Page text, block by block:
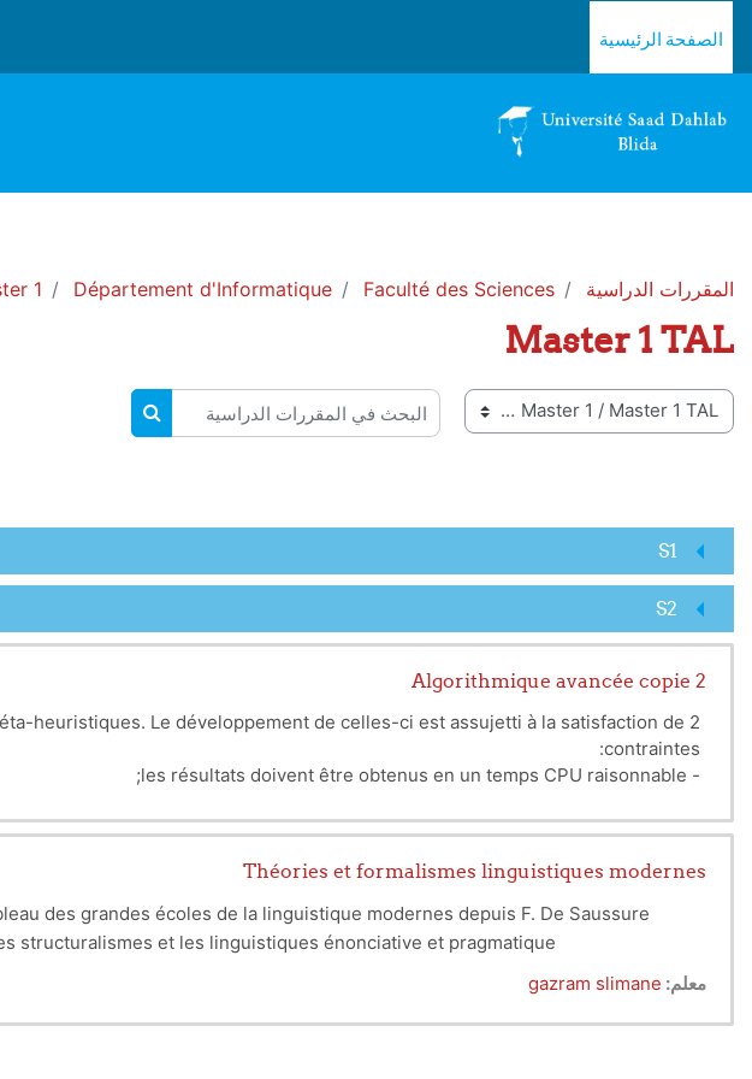
الصفحة الرئيسية
المقررات الدراسية Faculté des Sciences
Département d'Informatique
1
Master 1 TAL
المقررات
البحث في المقررات الدراسية
البحث في المقررات
S1
S2
Algorithmique avancée copie 2
heuristiques. Le développement de celles-ci est assujetti à la satisfaction de 2
contraintes:
- les résultats doivent être obtenus en un temps CPU raisonnable;
des solutions (la réduction de sa taille sans altérer la qualité de la solution).
quand bien même ce procédé est utilisé dans des méthodes classiques
universelles (Tabu search, simulated annealing, etc.).
Théories et formalismes linguistiques modernes
des grandes écoles de la linguistique modernes depuis F. De Saussure
structuralismes et les linguistiques énonciative et pragmatique
معلم: gazram slimane